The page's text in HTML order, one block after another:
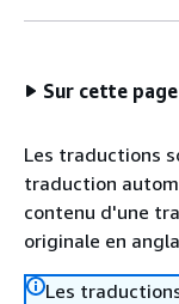
Sur cette page
Les traductions
traduction
contenu d'une
originale en
Les